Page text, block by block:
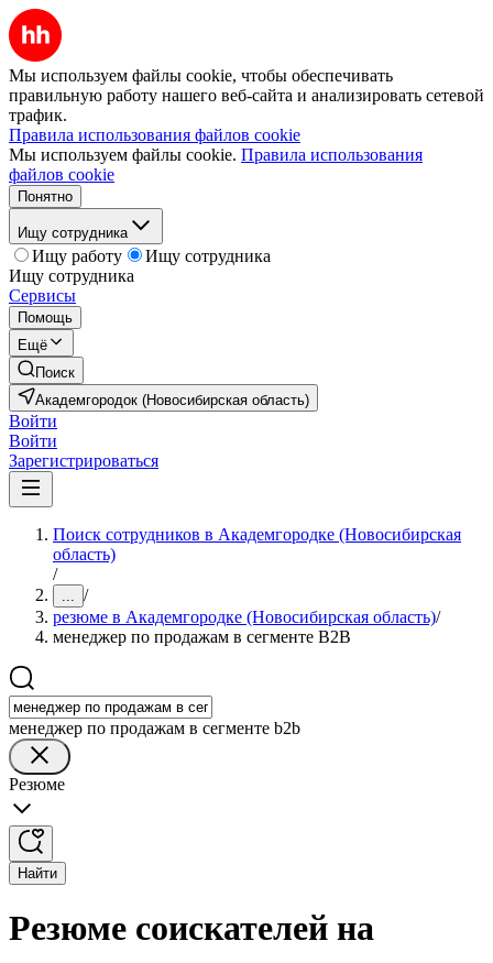
Мы используем файлы cookie, чтобы обеспечивать
правильную работу нашего веб-сайта и анализировать сетевой
трафик.
Правила использования файлов cookie
Мы используем файлы cookie. Правила использования
файлов cookie
Понятно
Ищу сотрудника
Ищу работу
Ищу сотрудника
Ищу сотрудника
Сервисы
Помощь
Ещё
Поиск
Академгородок (Новосибирская область)
Войти
Войти
Зарегистрироваться
Поиск сотрудников в Академгородке (Новосибирская
область)
/
... /
резюме в Академгородке (Новосибирская область)/
менеджер по продажам в сегменте B2B
менеджер по продажам в сегменте b2b
Резюме
Найти
Резюме соискателей на